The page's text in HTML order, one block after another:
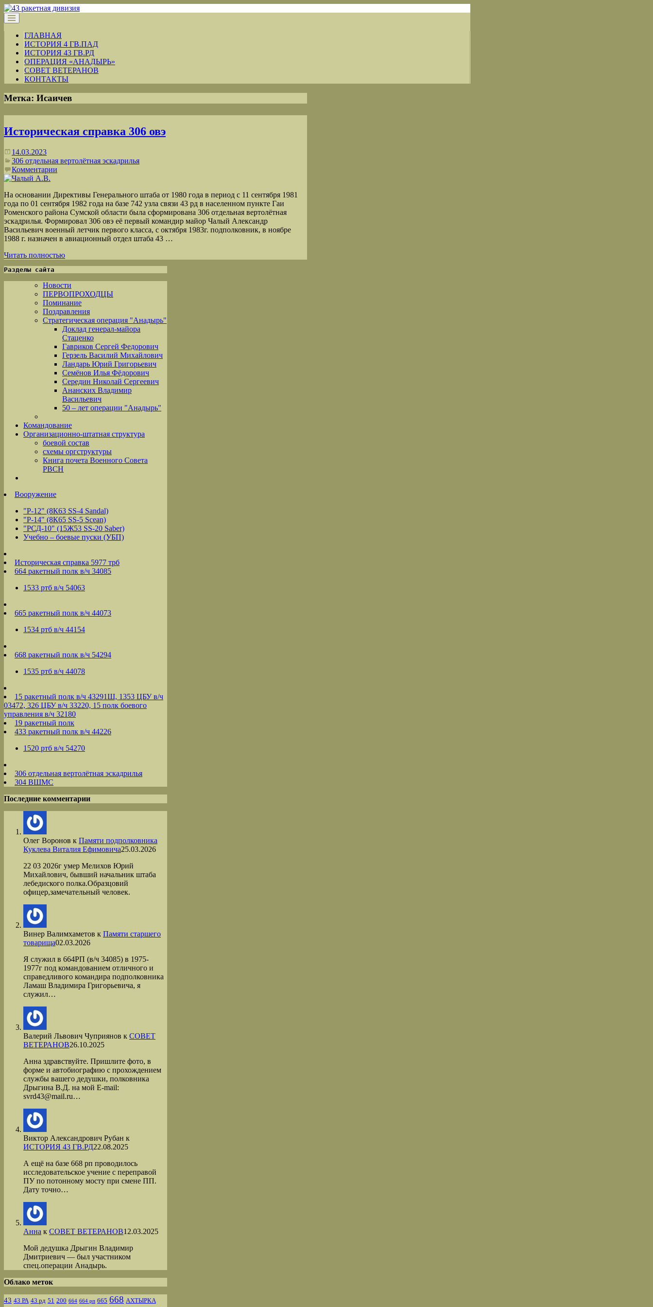
ГЛАВНАЯ
ИСТОРИЯ 4 ГВ.ПАД
ИСТОРИЯ 43 ГВ.РД
ОПЕРАЦИЯ «АНАДЫРЬ»
СОВЕТ ВЕТЕРАНОВ
КОНТАКТЫ
Метка: Исаичев
Историческая справка 306 овэ
14.03.2023
306 отдельная вертолётная эскадрилья
Комментарии
На основании Директивы Генерального штаба от 1980 года в период с 11 сентября 1981
года по 01 сентября 1982 года на базе 742 узла связи 43 рд в населенном пункте Гаи
Роменского района Сумской области была сформирована 306 отдельная вертолётная
эскадрилья. Формировал 306 овэ её первый командир майор Чалый Александр
Васильевич военный летчик первого класса, с октября 1983г. подполковник, в ноябре
1988 г. назначен в авиационный отдел штаба 43 …
Читать полностью
Разделы сайта
Новости
ПЕРВОПРОХОДЦЫ
Поминание
Поздравления
Стратегическая операция "Анадырь"
Доклад генерал-майора
Стаценко
Гавриков Сергей Федорович
Герзель Василий Михайлович
Ландарь Юрий Григорьевич
Семёнов Илья Фёдорович
Середин Николай Сергеевич
Ананских Владимир
Васильевич
50 – лет операции "Анадырь"
Командование
Организационно-штатная структура
боевой состав
схемы оргструктуры
Книга почета Военного Совета
РВСН
Вооружение
"Р-12" (8К63 SS-4 Sandal)
"Р-14" (8К65 SS-5 Scean)
"РСД-10" (15Ж53 SS-20 Saber)
Учебно – боевые пуски (УБП)
Историческая справка 5977 трб
664 ракетный полк в/ч 34085
1533 ртб в/ч 54063
665 ракетный полк в/ч 44073
1534 ртб в/ч 44154
668 ракетный полк в/ч 54294
1535 ртб в/ч 44078
15 ракетный полк в/ч 43291Ш, 1353 ЦБУ в/ч
03472, 326 ЦБУ в/ч 33220, 15 полк боевого
управления в/ч 32180
19 ракетный полк
433 ракетный полк в/ч 44226
1520 ртб в/ч 54270
306 отдельная вертолётная эскадрилья
304 ВШМС
Последние комментарии
Олег Воронов к Памяти подполковника
Куклева Виталия Ефимовича25.03.2026
22 03 2026г умер Мелихов Юрий
Михайлович, бывший начальник штаба
лебедиского полка.Образцовий
офицер,замечательный человек.
Винер Валимхаметов к Памяти старшего
товарища02.03.2026
Я служил в 664РП (в/ч 34085) в 1975-
1977г под командованием отличного и
справедливого командира подполковника
Ламаш Владимира Григорьевича, я
служил…
Валерий Львович Чуприянов к СОВЕТ
ВЕТЕРАНОВ26.10.2025
Анна здравствуйте. Пришлите фото, в
форме и автобиографию с прохождением
службы вашего дедушки, полковника
Дрыгина В.Д. на мой Е-mail:
svrd43@mail.ru…
Виктор Александрович Рубан к
ИСТОРИЯ 43 ГВ.РД22.08.2025
А ещё на базе 668 рп проводилось
исследовательское учение с переправой
ПУ по потонному мосту при смене ПП.
Дату точно…
Анна к СОВЕТ ВЕТЕРАНОВ12.03.2025
Мой дедушка Дрыгин Владимир
Дмитриевич — был участником
спец.операции Анадырь.
Облако меток
43 43 РА 43 рд 51 200 664 664 рп 665 668 АХТЫРКА